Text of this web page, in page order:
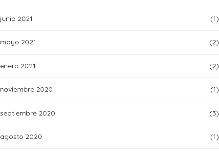
junio 2021 (1)
mayo 2021 (2)
enero 2021 (2)
noviembre 2020 (1)
septiembre 2020 (3)
agosto 2020 (1)